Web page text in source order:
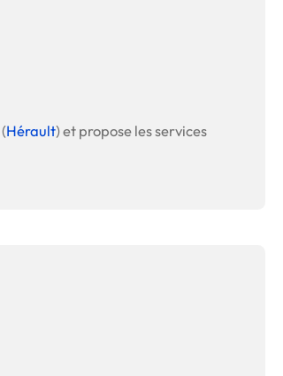
(Hérault) et propose les services